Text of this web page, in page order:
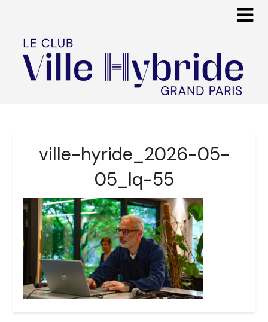
ville-hyride_2026-05-
05_lq-55